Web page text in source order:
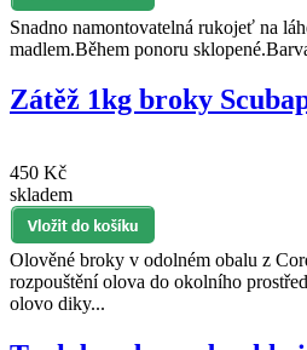
Snadno namontovatelná rukojeť na
madlem.Během ponoru
Zátěž 1kg broky
450 Kč
skladem
Olověné broky v odolném obalu z
rozpouštění olova do okolního
olovo diky...